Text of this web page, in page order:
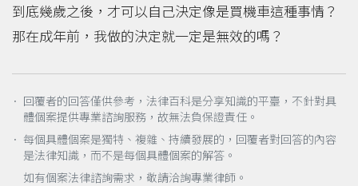
到底幾歲之後，才可以自己決定像是買機車這種事情？
那在成年前，我做的決定就一定是無效的嗎？
． 回覆者的回答僅供參考，法律百科是分享知識的平臺，不針對具
體個案提供專業諮詢服務，故無法負保證責任。
． 每個具體個案是獨特、複雜、持續發展的，回覆者對回答的內容
是法律知識，而不是每個具體個案的解答。
如有個案法律諮詢需求，敬請洽詢專業律師。